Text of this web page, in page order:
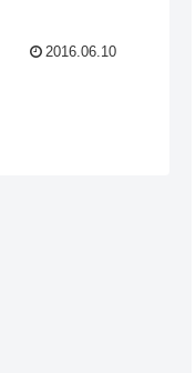
2016.06.10